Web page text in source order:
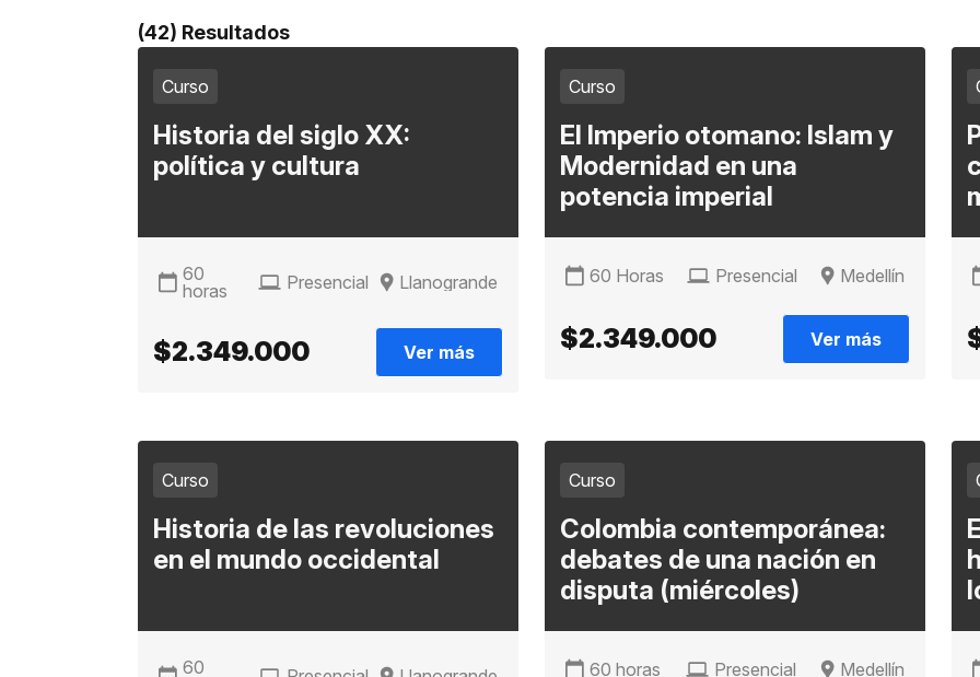
(42) Resultados
Curso
Historia del siglo XX:
política y cultura
60
horas
Presencial Llanogrande
$2.349.000 Ver más
Curso
El Imperio otomano: Islam y
Modernidad en una
potencia imperial
60 Horas Presencial Medellín
$2.349.000 Ver más
Curso
Historia de las revoluciones
en el mundo occidental
60
Curso
Colombia contemporánea:
debates de una nación en
disputa (miércoles)
60 horas Presencial Medellín